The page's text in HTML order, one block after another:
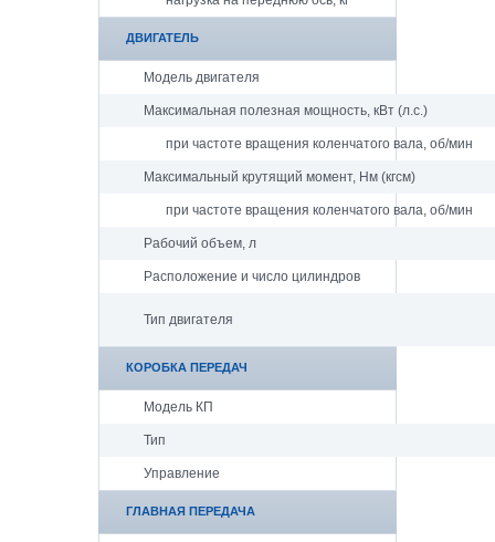
ДВИГАТЕЛЬ
Модель двигателя
Максимальная полезная мощность, кВт (л.с.)
при частоте вращения коленчатого вала, об/мин
Максимальный крутящий момент, Нм (кгсм)
при частоте вращения коленчатого вала, об/мин
Рабочий объем, л
Расположение и число цилиндров
Тип двигателя
КОРОБКА ПЕРЕДАЧ
Модель КП
Тип
Управление
ГЛАВНАЯ ПЕРЕДАЧА